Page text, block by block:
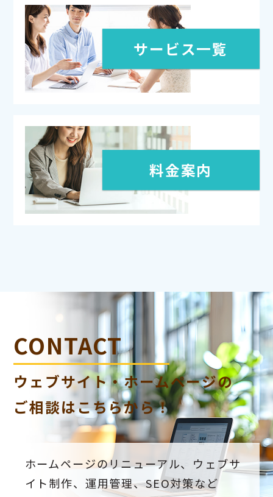
サービス一覧
料金案内
CONTACT
ウェブサイト・ホームページの
ご相談はこちらから！
ホームページのリニューアル、ウェブサ
イト制作、運用管理、SEO対策など